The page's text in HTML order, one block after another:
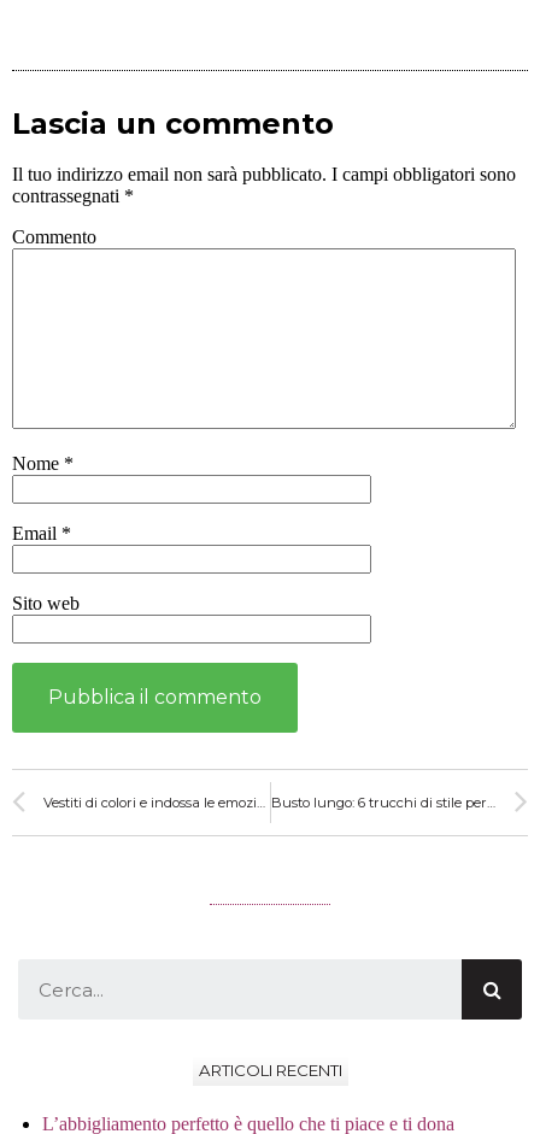
Lascia un commento
Il tuo indirizzo email non sarà pubblicato. I campi obbligatori sono
contrassegnati *
Commento
Nome *
Email *
Sito web
Vestiti di colori e indossa le emozioni Busto lungo: 6 trucchi di stile per bilanciare la tua figura
ARTICOLI RECENTI
L’abbigliamento perfetto è quello che ti piace e ti dona